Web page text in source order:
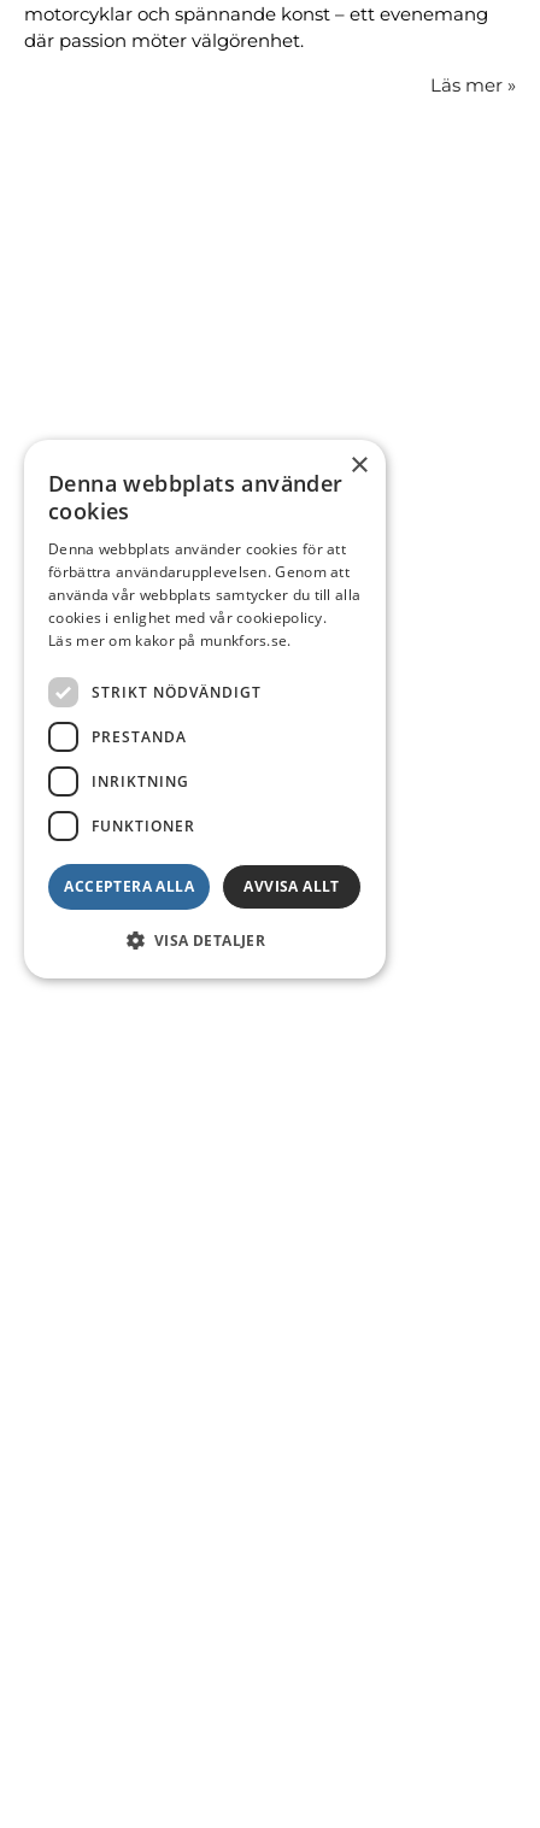
motorcyklar och spännande konst – ett evenemang
där passion möter välgörenhet.
Läs mer »
×
Denna webbplats använder
cookies
Denna webbplats använder cookies för att
förbättra användarupplevelsen. Genom att
använda vår webbplats samtycker du till alla
cookies i enlighet med vår cookiepolicy.
Läs mer om kakor på munkfors.se.
STRIKT NÖDVÄNDIGT
PRESTANDA
INRIKTNING
FUNKTIONER
ACCEPTERA ALLA AVVISA ALLT
VISA DETALJER